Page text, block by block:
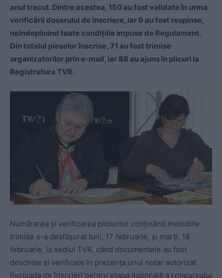
anul trecut. Dintre acestea, 150 au fost validate în urma
verificării dosarului de înscriere, iar 9 au fost respinse,
neîndeplinind toate condiţiile impuse de Regulament.
Din totalul pieselor înscrise, 71 au fost trimise
organizatorilor prin e-mail, iar 88 au ajuns în plicuri la
Registratura TVR.
Numărarea şi verificarea plicurilor conţinând melodiile
trimise s-a desfăşurat luni, 17 februarie, şi marţi, 18
februarie, la sediul TVR, când documentele au fost
deschise şi verificate în prezenţa unui notar autorizat.
Perioada de înscrieri pentru etapa naţională a concursului